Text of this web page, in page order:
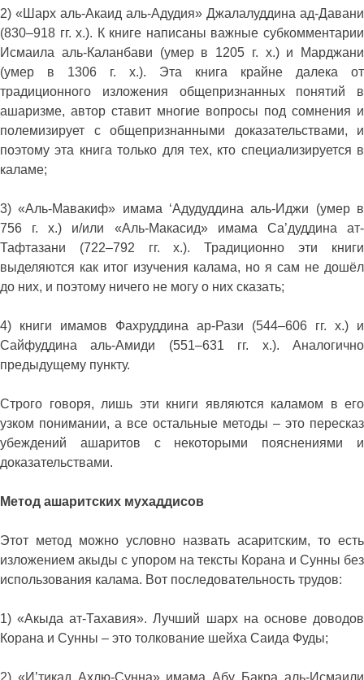
2) «Шарх аль-Акаид аль-Адудия» Джалалуддина ад-Давани
(830–918 гг. х.). К книге написаны важные субкомментарии
Исмаила аль-Каланбави (умер в 1205 г. х.) и Марджани
(умер в 1306 г. х.). Эта книга крайне далека от
традиционного изложения общепризнанных понятий в
ашаризме, автор ставит многие вопросы под сомнения и
полемизирует с общепризнанными доказательствами, и
поэтому эта книга только для тех, кто специализируется в
каламе;
3) «Аль-Мавакиф» имама ‘Адудуддина аль-Иджи (умер в
756 г. х.) и/или «Аль-Макасид» имама Са’дуддина ат-
Тафтазани (722–792 гг. х.). Традиционно эти книги
выделяются как итог изучения калама, но я сам не дошёл
до них, и поэтому ничего не могу о них сказать;
4) книги имамов Фахруддина ар-Рази (544–606 гг. х.) и
Сайфуддина аль-Амиди (551–631 гг. х.). Аналогично
предыдущему пункту.
Строго говоря, лишь эти книги являются каламом в его
узком понимании, а все остальные методы – это пересказ
убеждений ашаритов с некоторыми пояснениями и
доказательствами.
Метод ашаритских мухаддисов
Этот метод можно условно назвать асаритским, то есть
изложением акыды с упором на тексты Корана и Сунны без
использования калама. Вот последовательность трудов:
1) «Акыда ат-Тахавия». Лучший шарх на основе доводов
Корана и Сунны – это толкование шейха Саида Фуды;
2) «И’тикад Ахлю-Сунна» имама Абу Бакра аль-Исмаили